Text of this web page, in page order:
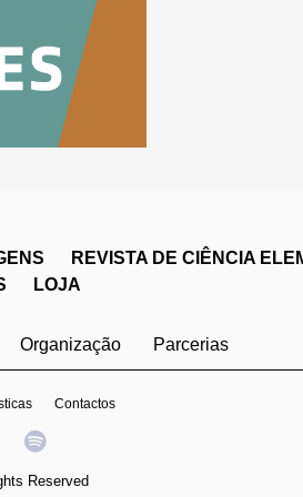
REVISTA DE CIÊNCIA
LOJA
Organização Parcerias
Contactos
Reserved